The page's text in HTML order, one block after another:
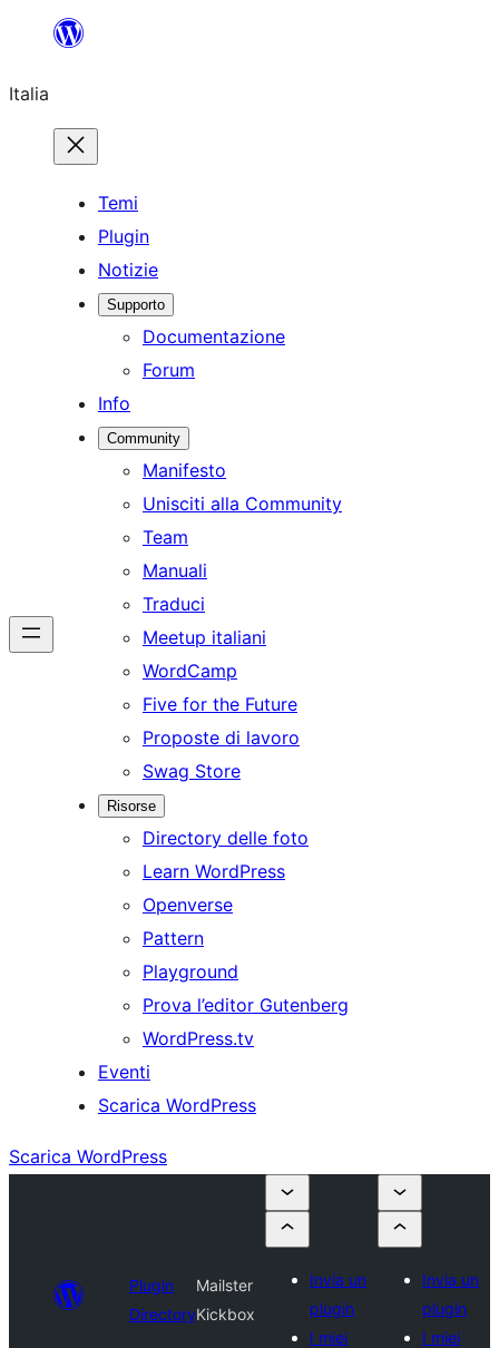
contenuto
Italia
Temi
Plugin
Notizie
Supporto
Documentazione
Forum
Info
Community
Manifesto
Unisciti alla Community
Team
Manuali
Traduci
Meetup italiani
WordCamp
Five for the Future
Proposte di lavoro
Swag Store
Risorse
Directory delle foto
Learn WordPress
Openverse
Pattern
Playground
Prova l’editor Gutenberg
WordPress.tv
Eventi
Scarica WordPress
Scarica WordPress
Plugin
Directory
Mailster
Kickbox
Invia un
plugin
I miei
Invia un
plugin
I miei